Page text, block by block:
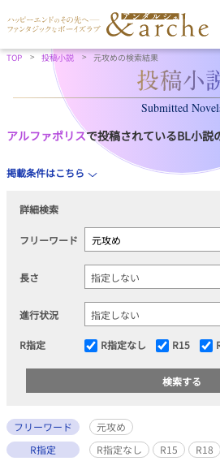
TOP 投稿小説 元攻めの検索結果
Submitted
アルファポリスで投稿されているBL小説
掲載条件はこちら
詳細検索
フリーワード
長さ
進行状況
R指定 R指定なし R15
フリーワード
元攻め
R指定
R指定なし R15 R18